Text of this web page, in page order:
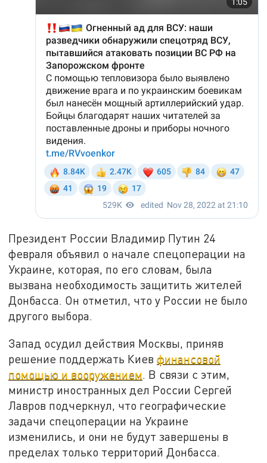
Президент России Владимир Путин 24
февраля объявил о начале спецоперации на
Украине, которая, по его словам, была
вызвана необходимость защитить жителей
Донбасса. Он отметил, что у России не было
другого выбора.
Запад осудил действия Москвы, приняв
решение поддержать Киевфинансовой
помощью и вооружением . В связи с этим,
министр иностранных дел России Сергей
Лавров подчеркнул, что географические
задачи спецоперации на Украине
изменились, и они не будут завершены в
пределах только территорий Донбасса.